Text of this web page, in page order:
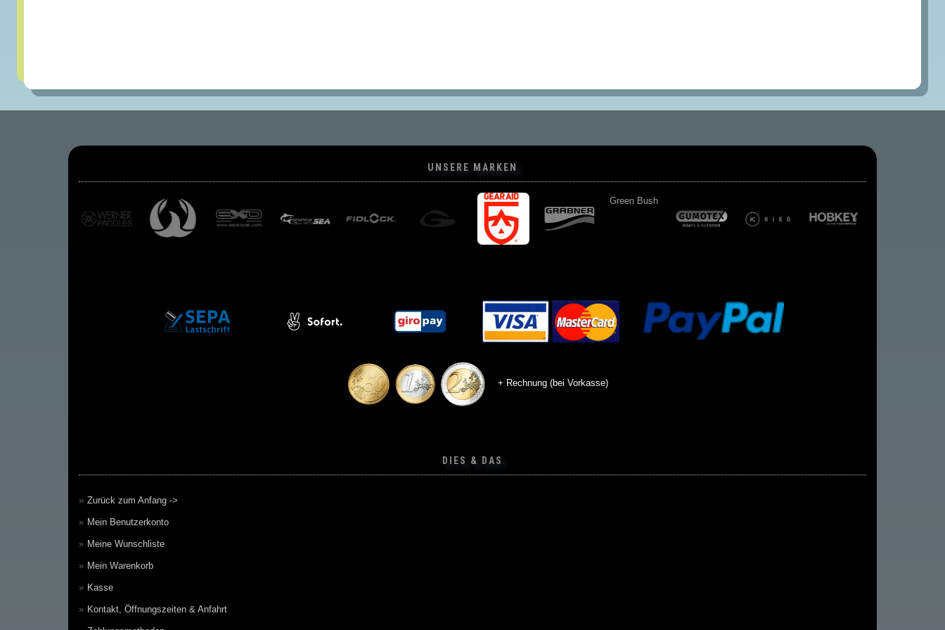
UNSERE MARKEN
Verlag
+ Rechnung (bei Vorkasse)
DIES & DAS
Zurück zum Anfang ->
Mein Benutzerkonto
Meine Wunschliste
Mein Warenkorb
Kasse
Kontakt, Öffnungszeiten & Anfahrt